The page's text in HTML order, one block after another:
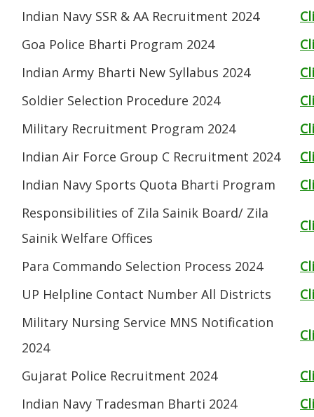
Indian Navy SSR & AA Recruitment 2024
Goa Police Bharti Program 2024
Indian Army Bharti New Syllabus 2024
Soldier Selection Procedure 2024
Military Recruitment Program 2024
Indian Air Force Group C Recruitment 2024
Indian Navy Sports Quota Bharti Program
Responsibilities of Zila Sainik Board/ Zila
Sainik Welfare Offices
Para Commando Selection Process 2024
UP Helpline Contact Number All Districts
Military Nursing Service MNS Notification
2024
Gujarat Police Recruitment 2024
Indian Navy Tradesman Bharti 2024